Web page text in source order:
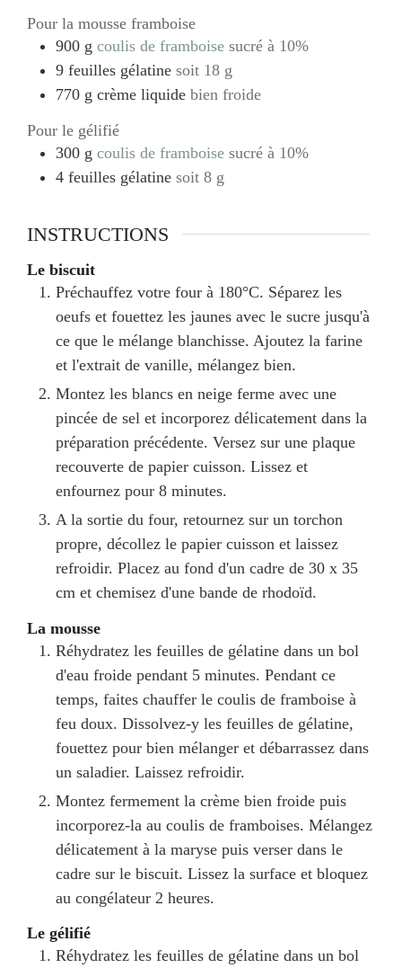
Pour la mousse framboise
900 g coulis de framboise sucré à 10%
9 feuilles gélatine soit 18 g
770 g crème liquide bien froide
Pour le gélifié
300 g coulis de framboise sucré à 10%
4 feuilles gélatine soit 8 g
INSTRUCTIONS
Le biscuit
Préchauffez votre four à 180°C. Séparez les
oeufs et fouettez les jaunes avec le sucre jusqu'à
ce que le mélange blanchisse. Ajoutez la farine
et l'extrait de vanille, mélangez bien.
Montez les blancs en neige ferme avec une
pincée de sel et incorporez délicatement dans la
préparation précédente. Versez sur une plaque
recouverte de papier cuisson. Lissez et
enfournez pour 8 minutes.
A la sortie du four, retournez sur un torchon
propre, décollez le papier cuisson et laissez
refroidir. Placez au fond d'un cadre de 30 x 35
cm et chemisez d'une bande de rhodoïd.
La mousse
Réhydratez les feuilles de gélatine dans un bol
d'eau froide pendant 5 minutes. Pendant ce
temps, faites chauffer le coulis de framboise à
feu doux. Dissolvez-y les feuilles de gélatine,
fouettez pour bien mélanger et débarrassez dans
un saladier. Laissez refroidir.
Montez fermement la crème bien froide puis
incorporez-la au coulis de framboises. Mélangez
délicatement à la maryse puis verser dans le
cadre sur le biscuit. Lissez la surface et bloquez
au congélateur 2 heures.
Le gélifié
Réhydratez les feuilles de gélatine dans un bol